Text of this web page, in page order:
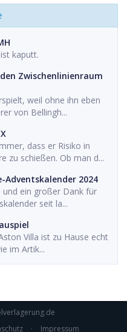
kaputt.
Zwischenlinienraum
weil ohne ihn eben
von Bellingh...
dass er Risiko in
zu schießen. Ob man d...
Adventskalender 2024
und ein großer Dank für
seit la...
Villa ist zu Hause echt
im Artik...
· Impressum